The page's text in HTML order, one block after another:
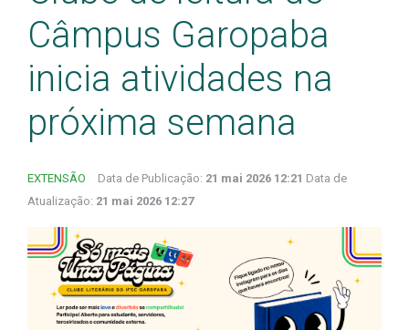
Câmpus Garopaba
inicia atividades na
próxima semana
EXTENSÃO Data de Publicação: 21 mai 2026 12:21 Data de
Atualização: 21 mai 2026 12:27